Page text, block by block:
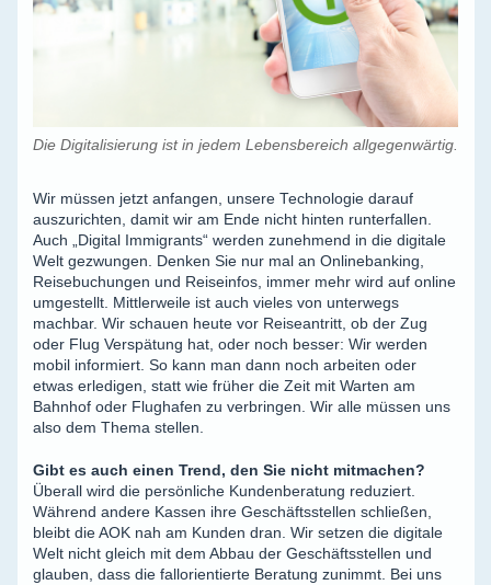
Die Digitalisierung ist in jedem Lebensbereich allgegenwärtig.
Wir müssen jetzt anfangen, unsere Technologie darauf
auszurichten, damit wir am Ende nicht hinten runterfallen.
Auch „Digital Immigrants“ werden zunehmend in die digitale
Welt gezwungen. Denken Sie nur mal an Onlinebanking,
Reisebuchungen und Reiseinfos, immer mehr wird auf online
umgestellt. Mittlerweile ist auch vieles von unterwegs
machbar. Wir schauen heute vor Reiseantritt, ob der Zug
oder Flug Verspätung hat, oder noch besser: Wir werden
mobil informiert. So kann man dann noch arbeiten oder
etwas erledigen, statt wie früher die Zeit mit Warten am
Bahnhof oder Flughafen zu verbringen. Wir alle müssen uns
also dem Thema stellen.
Gibt es auch einen Trend, den Sie nicht mitmachen?
Überall wird die persönliche Kundenberatung reduziert.
Während andere Kassen ihre Geschäftsstellen schließen,
bleibt die AOK nah am Kunden dran. Wir setzen die digitale
Welt nicht gleich mit dem Abbau der Geschäftsstellen und
glauben, dass die fallorientierte Beratung zunimmt. Bei uns